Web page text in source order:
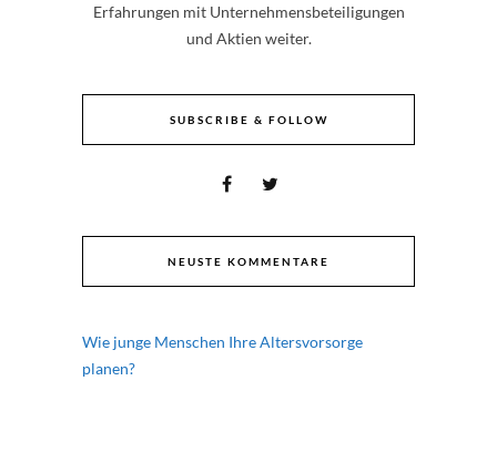
Erfahrungen mit Unternehmensbeteiligungen
und Aktien weiter.
SUBSCRIBE & FOLLOW
NEUSTE KOMMENTARE
Wie junge Menschen Ihre Altersvorsorge
planen?